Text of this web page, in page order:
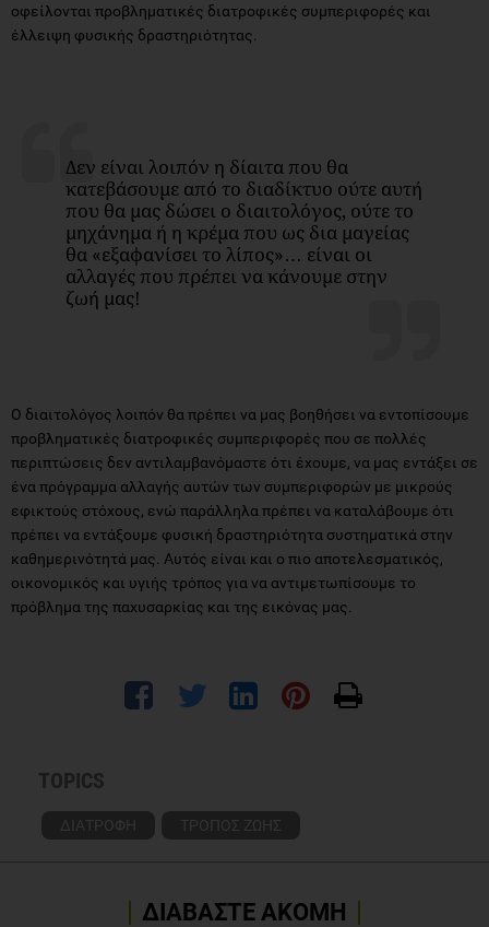
οφείλονται προβληματικές διατροφικές συμπεριφορές και
έλλειψη φυσικής δραστηριότητας.
Δεν είναι λοιπόν η δίαιτα που θα
κατεβάσουμε από το διαδίκτυο ούτε αυτή
που θα μας δώσει ο διαιτολόγος, ούτε το
μηχάνημα ή η κρέμα που ως δια μαγείας
θα «εξαφανίσει το λίπος»… είναι οι
αλλαγές που πρέπει να κάνουμε στην
ζωή μας!
Ο διαιτολόγος λοιπόν θα πρέπει να μας βοηθήσει να εντοπίσουμε
προβληματικές διατροφικές συμπεριφορές που σε πολλές
περιπτώσεις δεν αντιλαμβανόμαστε ότι έχουμε, να μας εντάξει σε
ένα πρόγραμμα αλλαγής αυτών των συμπεριφορών με μικρούς
εφικτούς στόχους, ενώ παράλληλα πρέπει να καταλάβουμε ότι
πρέπει να εντάξουμε φυσική δραστηριότητα συστηματικά στην
καθημερινότητά μας. Αυτός είναι και ο πιο αποτελεσματικός,
οικονομικός και υγιής τρόπος για να αντιμετωπίσουμε το
πρόβλημα της παχυσαρκίας και της εικόνας μας.
TOPICS
ΔΙΑΤΡΟΦΗ ΤΡΟΠΟΣ ΖΩΗΣ
ΔΙΑΒΑΣΤΕ ΑΚΟΜΗ